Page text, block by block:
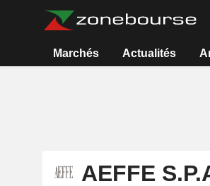
Marchés Actualités
AEFFE